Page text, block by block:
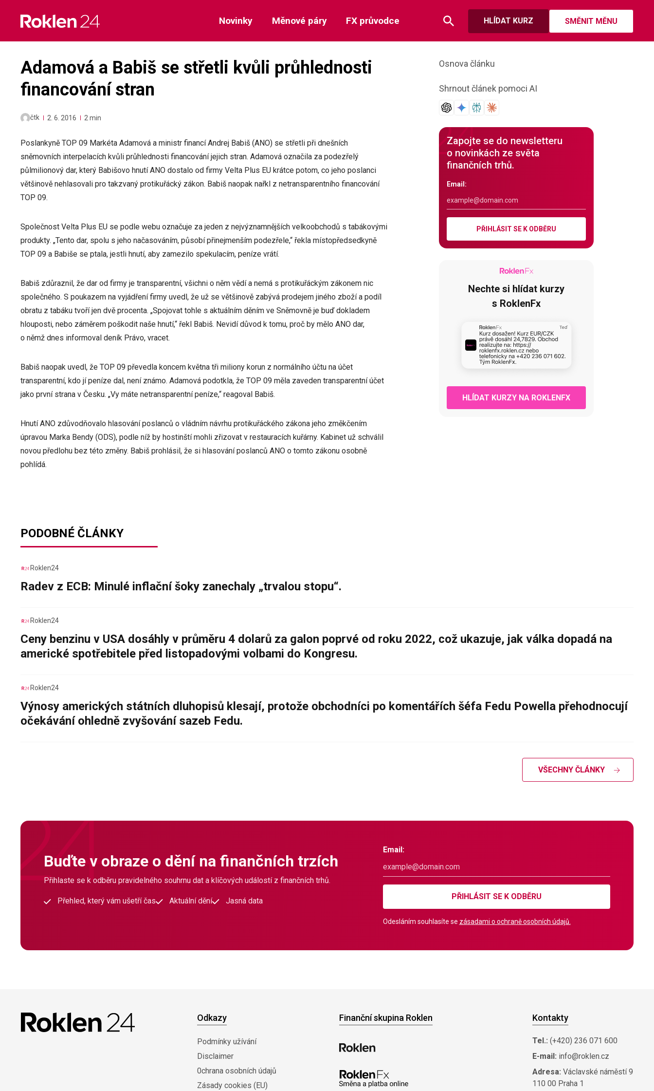
content
HLÍDAT KURZ SMĚNIT MĚNU
Novinky Měnové páry FX průvodce
Adamová a Babiš se střetli kvůli průhlednosti
financování stran
čtk 2. 6. 2016 2 min
Poslankyně TOP 09 Markéta Adamová a ministr financí Andrej Babiš (ANO) se střetli při dnešních
sněmovních interpelacích kvůli průhlednosti financování jejich stran. Adamová označila za podezřelý
půlmilionový dar, který Babišovo hnutí ANO dostalo od firmy Velta Plus EU krátce potom, co jeho poslanci
většinově nehlasovali pro takzvaný protikuřácký zákon. Babiš naopak nařkl z netransparentního financování
TOP 09.
Společnost Velta Plus EU se podle webu označuje za jeden z nejvýznamnějších velkoobchodů s tabákovými
produkty. „Tento dar, spolu s jeho načasováním, působí přinejmenším podezřele,“ řekla místopředsedkyně
TOP 09 a Babiše se ptala, jestli hnutí, aby zamezilo spekulacím, peníze vrátí.
Babiš zdůraznil, že dar od firmy je transparentní, všichni o něm vědí a nemá s protikuřáckým zákonem nic
společného. S poukazem na vyjádření firmy uvedl, že už se většinově zabývá prodejem jiného zboží a podíl
obratu z tabáku tvoří jen dvě procenta. „Spojovat tohle s aktuálním děním ve Sněmovně je buď dokladem
hlouposti, nebo záměrem poškodit naše hnutí,“ řekl Babiš. Nevidí důvod k tomu, proč by mělo ANO dar,
o němž dnes informoval deník Právo, vracet.
Babiš naopak uvedl, že TOP 09 převedla koncem května tři miliony korun z normálního účtu na účet
transparentní, kdo jí peníze dal, není známo. Adamová podotkla, že TOP 09 měla zaveden transparentní účet
jako první strana v Česku. „Vy máte netransparentní peníze,“ reagoval Babiš.
Hnutí ANO zdůvodňovalo hlasování poslanců o vládním návrhu protikuřáckého zákona jeho změkčením
úpravou Marka Bendy (ODS), podle níž by hostinští mohli zřizovat v restauracích kuřárny. Kabinet už schválil
novou předlohu bez této změny. Babiš prohlásil, že si hlasování poslanců ANO o tomto zákonu osobně
pohlídá.
Osnova článku
Shrnout článek pomoci AI
Zapojte se do newsletteru
o novinkách ze světa
finančních trhů.
Email:
PŘIHLÁSIT SE K ODBĚRU
Nechte si hlídat kurzy
s RoklenFx
HLÍDAT KURZY NA ROKLENFX
PODOBNÉ ČLÁNKY
Roklen24
Radev z ECB: Minulé inflační šoky zanechaly „trvalou stopu“.
Roklen24
Ceny benzinu v USA dosáhly v průměru 4 dolarů za galon poprvé od roku 2022, což ukazuje, jak válka dopadá na
americké spotřebitele před listopadovými volbami do Kongresu.
Roklen24
Výnosy amerických státních dluhopisů klesají, protože obchodníci po komentářích šéfa Fedu Powella přehodnocují
očekávání ohledně zvyšování sazeb Fedu.
VŠECHNY ČLÁNKY
Buďte v obraze o dění na finančních trzích
Přihlaste se k odběru pravidelného souhrnu dat a klíčových událostí z finančních trhů.
Přehled, který vám ušetří čas Aktuální dění Jasná data
Email:
PŘIHLÁSIT SE K ODBĚRU
Odesláním souhlasíte se zásadami o ochraně osobních údajů.
Odkazy
Podmínky užívání
Disclaimer
0chrana osobních údajů
Zásady cookies (EU)
Finanční skupina Roklen Kontakty
Tel.: (+420) 236 071 600
E-mail: info@roklen.cz
Adresa: Václavské náměstí 9
110 00 Praha 1